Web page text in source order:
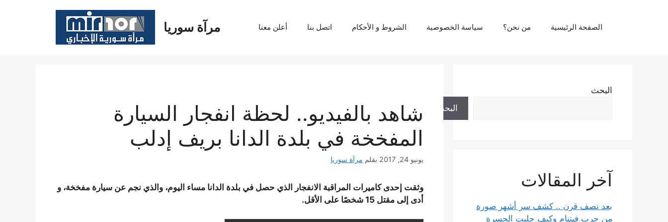
مرآة سوريا الصفحة الرئيسية من نحن؟ سياسة الخصوصية الشروط و الأحكام اتصل بنا أعلن معنا
شاهد بالفيديو.. لحظة انفجار السيارة
المفخخة في بلدة الدانا بريف إدلب
يونيو 24, 2017 بقلم مرآة سوريا
وثقت إحدى كاميرات المراقبة الانفجار الذي حصل في بلدة الدانا مساء اليوم، والذي نجم عن سيارة مفخخة، و
أدى إلى مقتل 15 شخصًا على الأقل.
البحث
البحث
آخر المقالات
بعد نصف قرن .. كشف سر أشهر صورة
من حرب فيتنام وكيف جلبت الحسرة